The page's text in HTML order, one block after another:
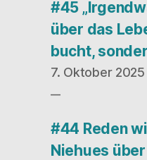
#45
über das
bucht,
7. Oktober 2025
#44 Reden
Niehues